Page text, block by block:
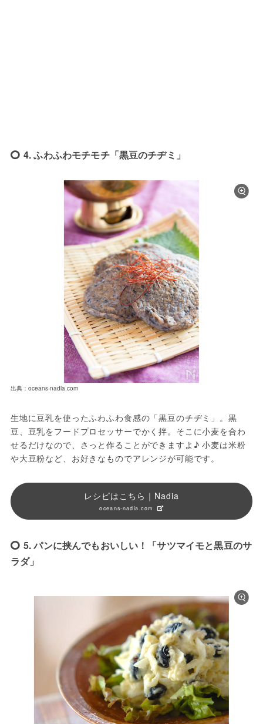
4. ふわふわモチモチ「黒豆のチヂミ」
出典：oceans-nadia.com
生地に豆乳を使ったふわふわ食感の「黒豆のチヂミ」。黒
豆、豆乳をフードプロセッサーでかく拌。そこに小麦を合わ
せるだけなので、さっと作ることができますよ♪ 小麦は米粉
や大豆粉など、お好きなものでアレンジが可能です。
レシピはこちら｜Nadia
oceans-nadia.com
5. パンに挟んでもおいしい！「サツマイモと黒豆のサ
ラダ」